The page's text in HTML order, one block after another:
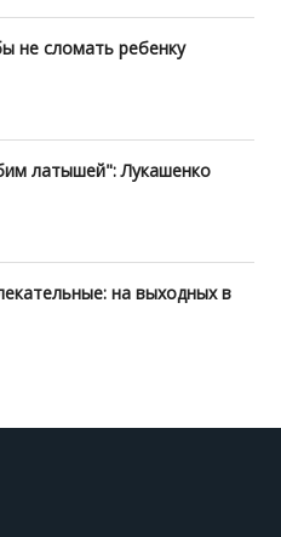
не сломать ребенку
латышей": Лукашенко
на выходных в